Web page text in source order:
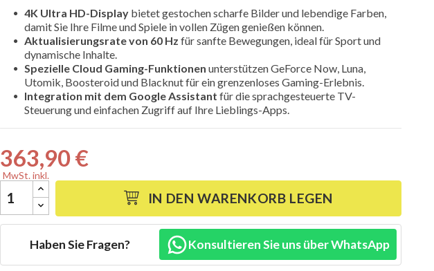
4K Ultra HD-Display bietet gestochen scharfe Bilder und lebendige Farben,
damit Sie Ihre Filme und Spiele in vollen Zügen genießen können.
Aktualisierungsrate von 60 Hz für sanfte Bewegungen, ideal für Sport und
dynamische Inhalte.
Spezielle Cloud Gaming-Funktionen unterstützen GeForce Now, Luna,
Utomik, Boosteroid und Blacknut für ein grenzenloses Gaming-Erlebnis.
Integration mit dem Google Assistant für die sprachgesteuerte TV-
Steuerung und einfachen Zugriff auf Ihre Lieblings-Apps.
363,90 €
MwSt. inkl.
IN DEN WARENKORB LEGEN
Haben Sie Fragen? Konsultieren Sie uns über WhatsApp